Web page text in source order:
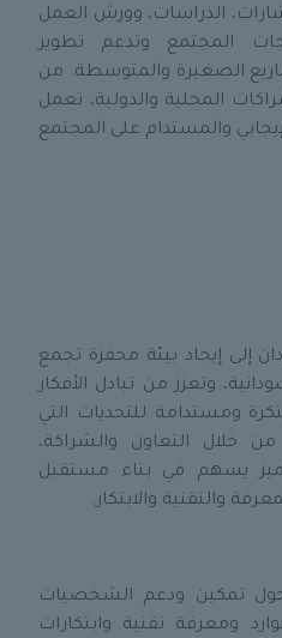
الدراسات، وورش العمل
المجتمع وتدعم تطوير
الصغيرة والمتوسطة. من
المحلية والدولية، تعمل
والمستدام على المجتمع
إلى إيجاد بيئة محفزة تجمع
وتعزز من تبادل الأفكار
ومستدامة للتحديات التي
خلال التعاون والشراكة،
يسهم في بناء مستقبل
والتقنية والابتكار.
حول تمكين ودعم الشخصيات
ومعرفة تقنية وابتكارات